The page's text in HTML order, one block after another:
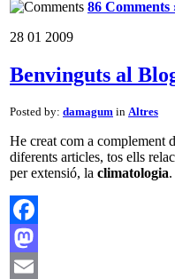
86 Comments
28 01 2009
Benvinguts al
Posted by: damagum in Altres
He creat com a complement
diferents articles, tos ells
per extensió, la climatologia.
Facebook
Mastodon